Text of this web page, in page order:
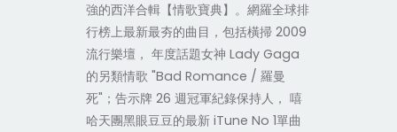
強的西洋合輯【情歌寶典】。網羅全球排
行榜上最新最夯的曲目，包括橫掃 2009
流行樂壇， 年度話題女神 Lady Gaga
的另類情歌 "Bad Romance / 羅曼
死"；告示牌 26 週冠軍紀錄保持人， 嘻
哈天團黑眼豆豆的最新 iTune No 1單曲